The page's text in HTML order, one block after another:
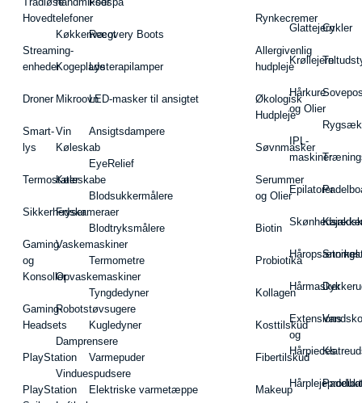
Hovedtelefoner
Streaming-
enheder
Droner
Smart-
lys
Termostater
Sikkerhedskameraer
Gaming
og
Konsoller
Gaming-
Headsets
PlayStation
PlayStation
Køkkenvægt
Kogeplade
Mikroovn
Vin
Køleskab
Køleskabe
Fryser
Vaskemaskiner
Opvaskemaskiner
Robotstøvsugere
Damprensere
Vinduespudsere
Recovery Boots
Lysterapilamper
LED-masker til ansigtet
Ansigtsdampere
EyeRelief
Blodsukkermålere
Blodtryksmålere
Termometre
Tyngdedyner
Kugledyner
Varmepuder
Elektriske varmetæppe
Rynkecremer
Allergivenlig
hudpleje
Økologisk
Hudpleje
Søvnmasker
Serummer
og Olier
Biotin
Probiotika
Kollagen
Kosttilskud
Fibertilskud
Makeup
Glattejern
Krøllejern
Hårkure
og Olier
IPL-
maskiner
Epilatorer
Hårmasker
Extensions
og
Hårpieces
Cykler
Vandsko